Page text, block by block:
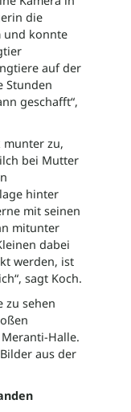
die
und konnte
auf der
Stunden
geschafft“,
zu,
bei Mutter
hinter
mit seinen
mitunter
dabei
werden, ist
sagt Koch.
zu sehen
Halle.
aus der